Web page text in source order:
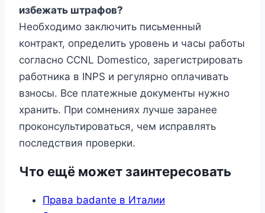
избежать штрафов?
Необходимо заключить письменный
контракт, определить уровень и часы работы
согласно CCNL Domestico, зарегистрировать
работника в INPS и регулярно оплачивать
взносы. Все платежные документы нужно
хранить. При сомнениях лучше заранее
проконсультироваться, чем исправлять
последствия проверки.
Что ещё может заинтересовать
Права badante в Италии